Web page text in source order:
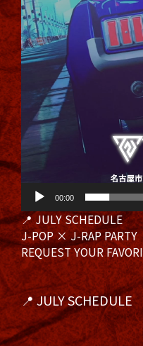
00:00
📍 JULY SCHEDULE
J-POP × J-RAP PARTY
REQUEST YOUR
📍 JULY SCHEDULE